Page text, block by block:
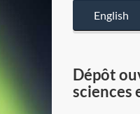
English
Dépôt
sciences